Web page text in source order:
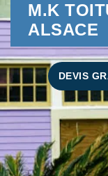
M.K
ALSACE
DEVIS